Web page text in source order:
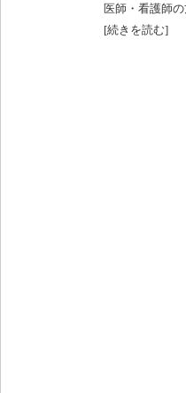
医師・看護師
[続きを読む]